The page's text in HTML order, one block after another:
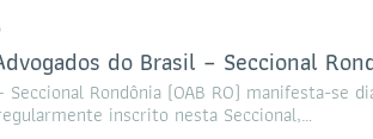
do Brasil – Seccional
Rondônia (OAB RO) manifesta-se
inscrito nesta Seccional,…